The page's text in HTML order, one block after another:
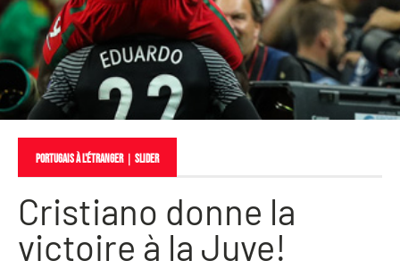
PORTUGAIS À L'ÉTRANGER｜ slider
Cristiano donne la
victoire à la Juve!